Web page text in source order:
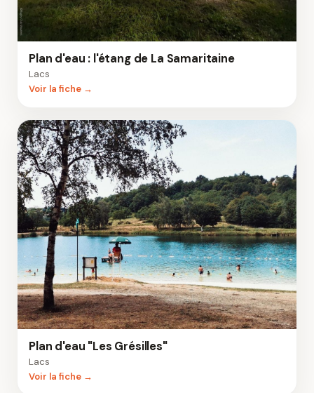
Plan d'eau : l'étang de La Samaritaine
Lacs
Voir la fiche →
Plan d'eau "Les Grésilles"
Lacs
Voir la fiche →